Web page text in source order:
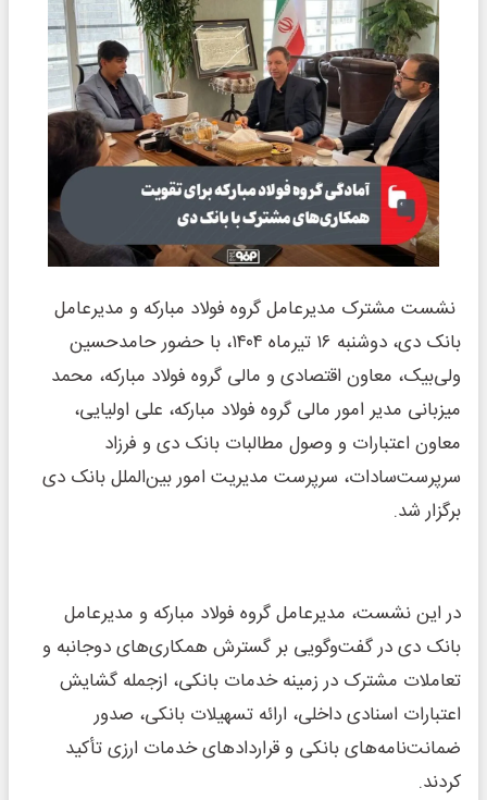
نشست مشترک مدیرعامل گروه فولاد مبارکه و مدیرعامل
بانک دی، دوشنبه ۱۶ تیرماه ۱۴۰۴، با حضور حامدحسین
ولی‌بیک، معاون اقتصادی و مالی گروه فولاد مبارکه، محمد
میزبانی مدیر امور مالی گروه فولاد مبارکه، علی اولیایی،
معاون اعتبارات و وصول مطالبات بانک دی و فرزاد
سرپرست‌سادات، سرپرست مدیریت امور بین‌الملل بانک دی
برگزار شد.
در این نشست، مدیرعامل گروه فولاد مبارکه و مدیرعامل
بانک دی در گفت‌وگویی بر گسترش همکاری‌های دوجانبه و
تعاملات مشترک در زمینه خدمات بانکی، ازجمله گشایش
اعتبارات اسنادی داخلی، ارائه تسهیلات بانکی، صدور
ضمانت‌نامه‌های بانکی و قراردادهای خدمات ارزی تأکید
کردند.